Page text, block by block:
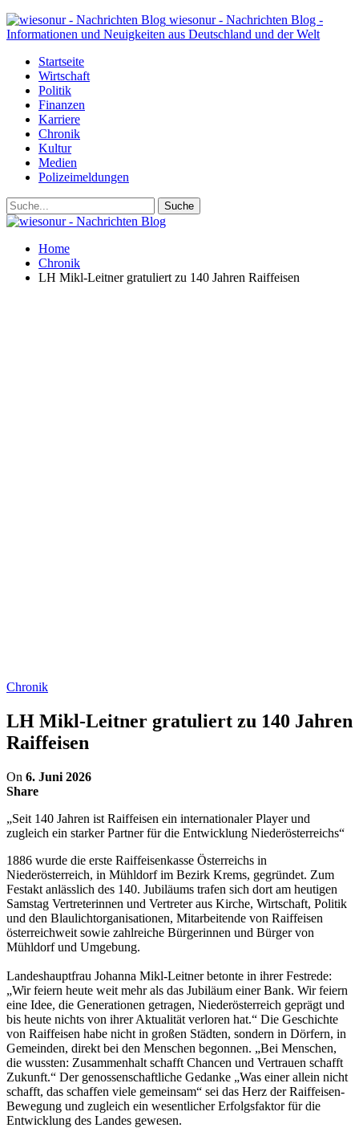
wiesonur - Nachrichten Blog -
Informationen und Neuigkeiten aus Deutschland und der Welt
Startseite
Wirtschaft
Politik
Finanzen
Karriere
Chronik
Kultur
Medien
Polizeimeldungen
Home
Chronik
LH Mikl-Leitner gratuliert zu 140 Jahren Raiffeisen
Chronik
LH Mikl-Leitner gratuliert zu 140 Jahren
Raiffeisen
On 6. Juni 2026
Share
„Seit 140 Jahren ist Raiffeisen ein internationaler Player und
zugleich ein starker Partner für die Entwicklung Niederösterreichs“
1886 wurde die erste Raiffeisenkasse Österreichs in
Niederösterreich, in Mühldorf im Bezirk Krems, gegründet. Zum
Festakt anlässlich des 140. Jubiläums trafen sich dort am heutigen
Samstag Vertreterinnen und Vertreter aus Kirche, Wirtschaft, Politik
und den Blaulichtorganisationen, Mitarbeitende von Raiffeisen
österreichweit sowie zahlreiche Bürgerinnen und Bürger von
Mühldorf und Umgebung.
Landeshauptfrau Johanna Mikl-Leitner betonte in ihrer Festrede:
„Wir feiern heute weit mehr als das Jubiläum einer Bank. Wir feiern
eine Idee, die Generationen getragen, Niederösterreich geprägt und
bis heute nichts von ihrer Aktualität verloren hat.“ Die Geschichte
von Raiffeisen habe nicht in großen Städten, sondern in Dörfern, in
Gemeinden, direkt bei den Menschen begonnen. „Bei Menschen,
die wussten: Zusammenhalt schafft Chancen und Vertrauen schafft
Zukunft.“ Der genossenschaftliche Gedanke „Was einer allein nicht
schafft, das schaffen viele gemeinsam“ sei das Herz der Raiffeisen-
Bewegung und zugleich ein wesentlicher Erfolgsfaktor für die
Entwicklung des Landes gewesen.